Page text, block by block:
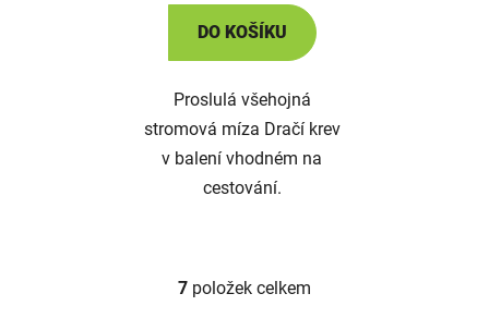
DO KOŠÍKU
Proslulá všehojná
stromová míza Dračí krev
v balení vhodném na
cestování.
O
7 položek celkem